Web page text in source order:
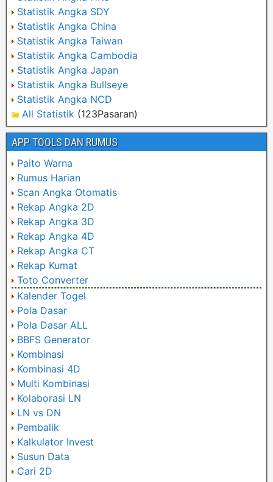
Statistik Angka SDY
Statistik Angka China
Statistik Angka Taiwan
Statistik Angka Cambodia
Statistik Angka Japan
Statistik Angka Bullseye
Statistik Angka NCD
All Statistik (123Pasaran)
APP TOOLS DAN RUMUS
Paito Warna
Rumus Harian
Scan Angka Otomatis
Rekap Angka 2D
Rekap Angka 3D
Rekap Angka 4D
Rekap Angka CT
Rekap Kumat
Toto Converter
Kalender Togel
Pola Dasar
Pola Dasar ALL
BBFS Generator
Kombinasi
Kombinasi 4D
Multi Kombinasi
Kolaborasi LN
LN vs DN
Pembalik
Kalkulator Invest
Susun Data
Cari 2D